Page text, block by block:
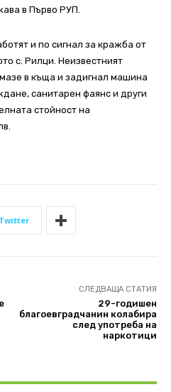
в Първо РУП.
и по сигнал за кражба от
с. Рилци. Неизвестният
в къща и задигнал машина
санитарен фаянс и други
стойност на
Twitter
СЛЕДВАЩА СТАТИЯ
29-годишен
благоевградчанин колабира
след употреба на
наркотици